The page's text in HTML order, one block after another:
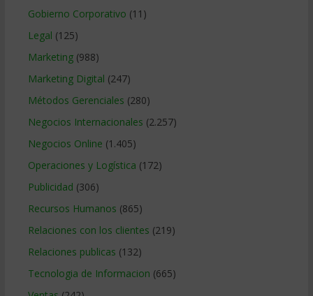
Gobierno Corporativo (11)
Legal (125)
Marketing(988)
Marketing Digital (247)
Métodos Gerenciales (280)
Negocios Internacionales (2.257)
Negocios Online (1.405)
Operaciones y Logística (172)
Publicidad (306)
Recursos Humanos (865)
Relaciones con los clientes (219)
Relaciones publicas (132)
Tecnologia de Informacion (665)